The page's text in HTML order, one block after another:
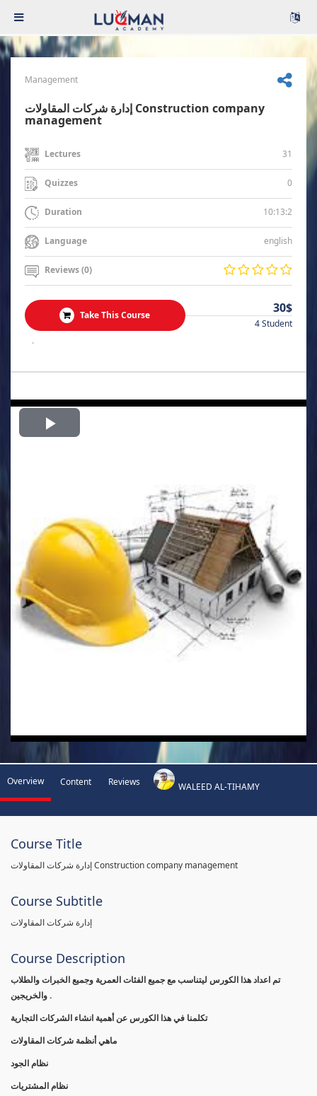
Management
إدارة شركات المقاولات Construction company
management
Lectures 31
Quizzes 0
Duration 10:13:2
Language english
Reviews (0)
Take This Course 30$
4 Student
.
Play
Overview Content Reviews WALEED AL-TIHAMY
Course Title
إدارة شركات المقاولات Construction company management
Course Subtitle
إدارة شركات المقاولات
Course Description
تم اعداد هذا الكورس ليتناسب مع جميع الفئات العمرية وجميع الخبرات والطلاب
والخريجين .
تكلمنا في هذا الكورس عن أهمية انشاء الشركات التجارية
ماهي أنظمة شركات المقاولات
نظام الجود
نظام المشتريات